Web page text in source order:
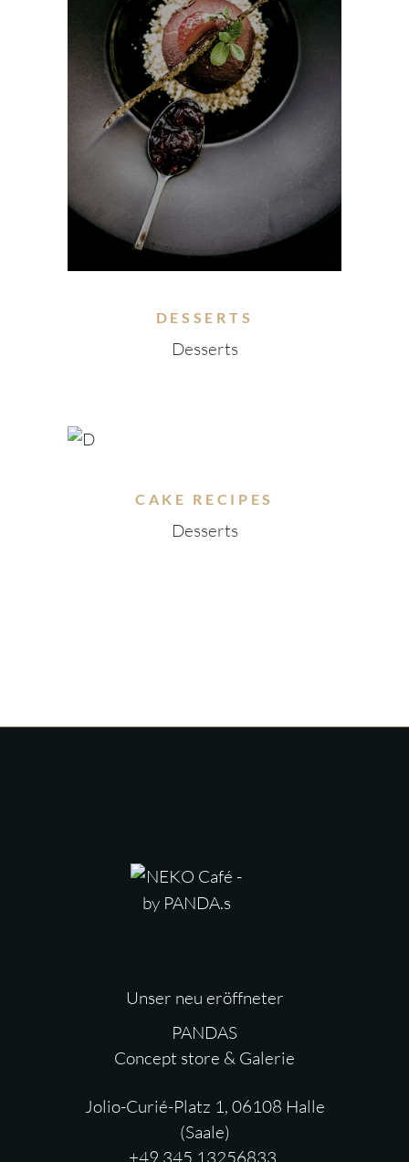
DESSERTS
Desserts
CAKE RECIPES
Desserts
Unser neu eröffneter
PANDAS
Concept store & Galerie
Jolio-Curié-Platz 1, 06108 Halle
(Saale)
+49 345 13256833,